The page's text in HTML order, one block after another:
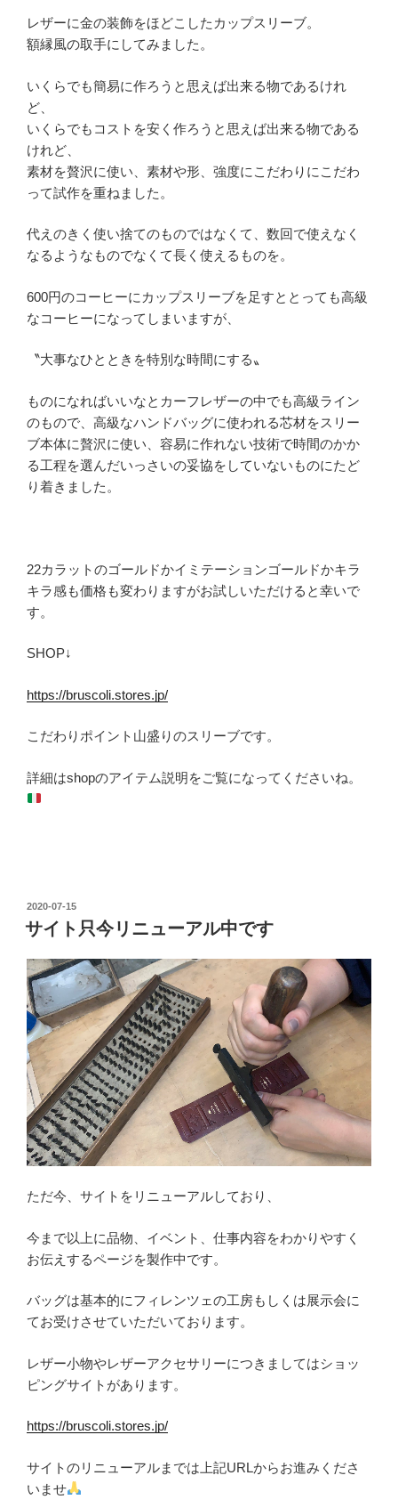
レザーに金の装飾をほどこしたカップスリーブ。
額縁風の取手にしてみました。
いくらでも簡易に作ろうと思えば出来る物であるけれ
ど、
いくらでもコストを安く作ろうと思えば出来る物である
けれど、
素材を贅沢に使い、素材や形、強度にこだわりにこだわ
って試作を重ねました。
代えのきく使い捨てのものではなくて、数回で使えなく
なるようなものでなくて長く使えるものを。
600円のコーヒーにカップスリーブを足すととっても高級
なコーヒーになってしまいますが、
〝大事なひとときを特別な時間にする〟
ものになればいいなとカーフレザーの中でも高級ライン
のもので、高級なハンドバッグに使われる芯材をスリー
ブ本体に贅沢に使い、容易に作れない技術で時間のかか
る工程を選んだいっさいの妥協をしていないものにたど
り着きました。
22カラットのゴールドかイミテーションゴールドかキラ
キラ感も価格も変わりますがお試しいただけると幸いで
す。
SHOP↓
https://bruscoli.stores.jp/
こだわりポイント山盛りのスリーブです。
詳細はshopのアイテム説明をご覧になってくださいね。
2020-07-15
サイト只今リニューアル中です
ただ今、サイトをリニューアルしており、
今まで以上に品物、イベント、仕事内容をわかりやすく
お伝えするページを製作中です。
バッグは基本的にフィレンツェの工房もしくは展示会に
てお受けさせていただいております。
レザー小物やレザーアクセサリーにつきましてはショッ
ピングサイトがあります。
https://bruscoli.stores.jp/
サイトのリニューアルまでは上記URLからお進みくださ
いませ